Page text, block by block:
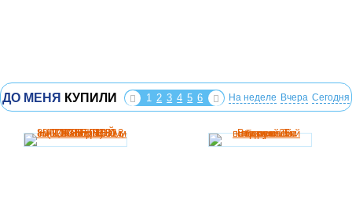
ДО МЕНЯ КУПИЛИ 1 2 3 4 5 6 На неделе Вчера Сегодня